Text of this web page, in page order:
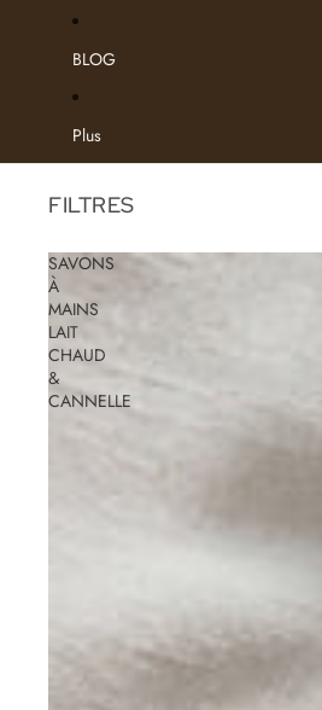
BLOG
Plus
FILTRES
SAVONS
À
MAINS
LAIT
CHAUD
&
CANNELLE